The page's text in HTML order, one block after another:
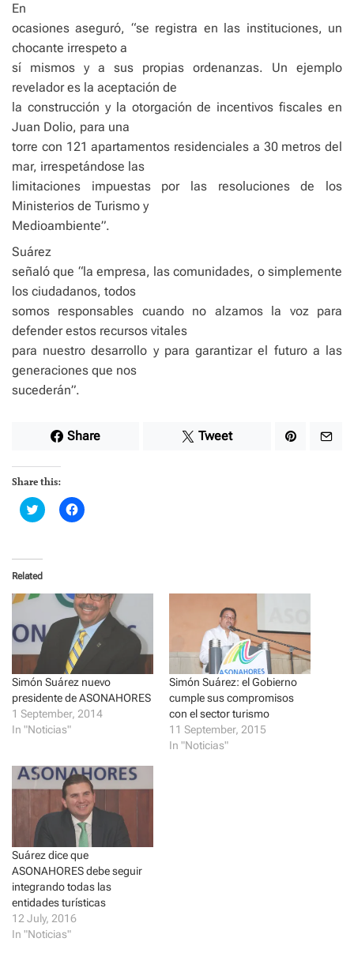
En
ocasiones aseguró, “se registra en las instituciones, un
chocante irrespeto a
sí mismos y a sus propias ordenanzas. Un ejemplo
revelador es la aceptación de
la construcción y la otorgación de incentivos fiscales en
Juan Dolio, para una
torre con 121 apartamentos residenciales a 30 metros del
mar, irrespetándose las
limitaciones impuestas por las resoluciones de los
Ministerios de Turismo y
Medioambiente”.
Suárez
señaló que “la empresa, las comunidades, o simplemente
los ciudadanos, todos
somos responsables cuando no alzamos la voz para
defender estos recursos vitales
para nuestro desarrollo y para garantizar el futuro a las
generaciones que nos
sucederán”.
Share Tweet
Share this:
C
l
t
o
s
a
o
n
T
i
t
t
e
r
O
n
s
e
i
n
d
o
w
)
C
l
a
r
e
o
n
F
a
c
e
b
o
o
e
n
s
i
n
n
e
w
w
i
n
d
o
w
)
Related
Simón Suárez nuevo
presidente de ASONAHORES
1 September, 2014
In "Noticias"
Simón Suárez: el Gobierno
cumple sus compromisos
con el sector turismo
11 September, 2015
In "Noticias"
Suárez dice que
ASONAHORES debe seguir
integrando todas las
entidades turísticas
12 July, 2016
In "Noticias"